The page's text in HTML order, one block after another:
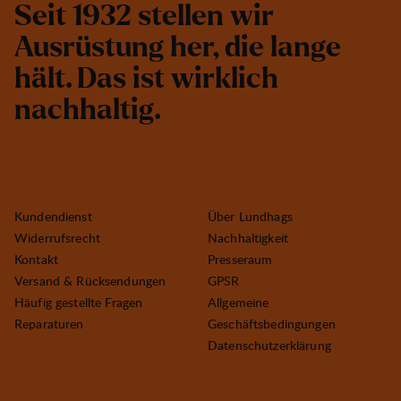
Seit 1932 stellen wir
Ausrüstung her, die lange
hält. Das ist wirklich
nachhaltig.
Kundendienst
Widerrufsrecht
Kontakt
Versand & Rücksendungen
Häufig gestellte Fragen
Reparaturen
Über Lundhags
Nachhaltigkeit
Presseraum
GPSR
Allgemeine
Geschäftsbedingungen
Datenschutzerklärung